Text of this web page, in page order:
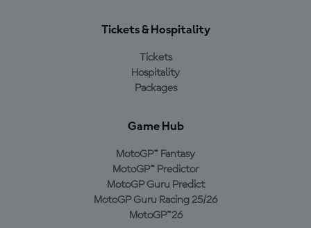
Tickets & Hospitality
Tickets
Hospitality
Packages
Game Hub
MotoGP™ Fantasy
MotoGP™ Predictor
MotoGP Guru Predict
MotoGP Guru Racing 25/26
MotoGP™26